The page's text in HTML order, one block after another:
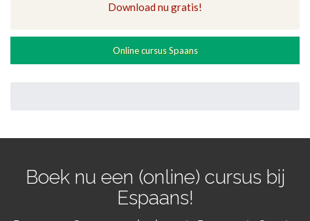
Download nu gratis!
Online cursus Spaans
Boek nu een (online) cursus bij
Espaans!